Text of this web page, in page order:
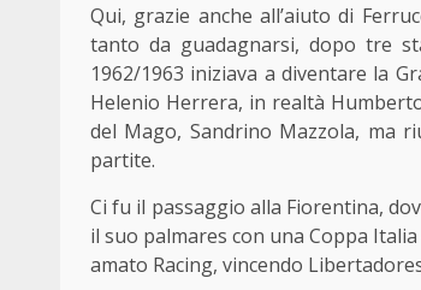
Qui, grazie anche all’aiuto di
tanto da guadagnarsi, dopo tre
1962/1963 iniziava a diventare la
Helenio Herrera, in realtà
del Mago, Sandrino Mazzola, ma
partite.
Ci fu il passaggio alla Fiorentina,
il suo palmares con una Coppa
amato Racing, vincendo